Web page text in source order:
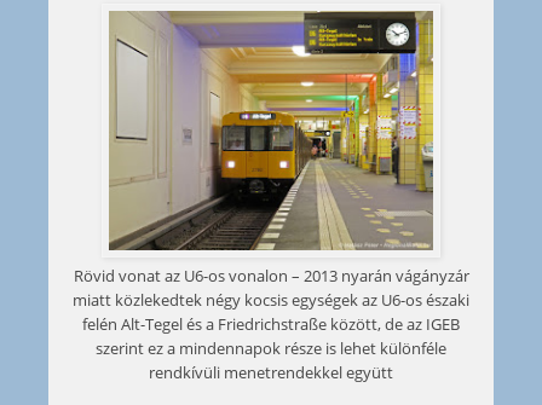
Rövid vonat az U6-os vonalon – 2013 nyarán vágányzár
miatt közlekedtek négy kocsis egységek az U6-os északi
felén Alt-Tegel és a Friedrichstraße között, de az IGEB
szerint ez a mindennapok része is lehet különféle
rendkívüli menetrendekkel együtt